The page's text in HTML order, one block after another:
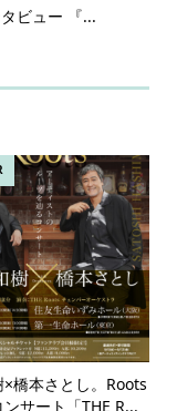
ビュー 『...
×橋本さとし。Roots
サート「THE R...